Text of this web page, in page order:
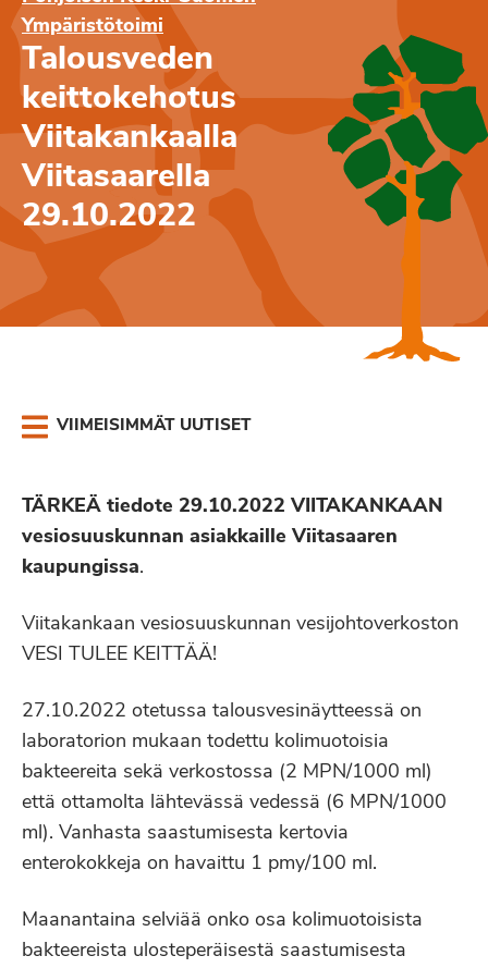
Ympäristötoimi
Talousveden
keittokehotus
Viitakankaalla
Viitasaarella
29.10.2022
VIIMEISIMMÄT UUTISET
TÄRKEÄ tiedote 29.10.2022 VIITAKANKAAN
vesiosuuskunnan asiakkaille Viitasaaren
kaupungissa.
Viitakankaan vesiosuuskunnan vesijohtoverkoston
VESI TULEE KEITTÄÄ!
27.10.2022 otetussa talousvesinäytteessä on
laboratorion mukaan todettu kolimuotoisia
bakteereita sekä verkostossa (2 MPN/1000 ml)
että ottamolta lähtevässä vedessä (6 MPN/1000
ml). Vanhasta saastumisesta kertovia
enterokokkeja on havaittu 1 pmy/100 ml.
Maanantaina selviää onko osa kolimuotoisista
bakteereista ulosteperäisestä saastumisesta